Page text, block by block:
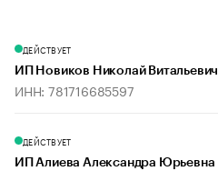
ДЕЙСТВУЕТ
ИП Новиков Николай Витальевич
ИНН: 781716685597
ДЕЙСТВУЕТ
ИП Алиева Александра Юрьевна